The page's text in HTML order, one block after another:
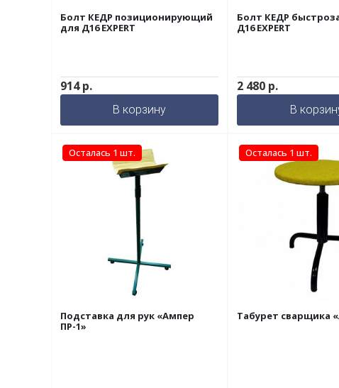
Болт КЕДР позиционирующий
для Д16 EXPERT
914р.
В корзину
Болт КЕДР
Д16 EXPERT
2 480 р.
В
Осталась 1 шт.
Подставка для рук «Ампер
ПР-1»
Осталась 1 шт.
Табурет сварщика